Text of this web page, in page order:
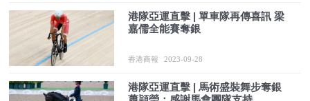
港隊亞運直擊 | 單車隊再傳喜訊 梁
嘉儒全能賽奪銀
香港商報 2023-09-28
港隊亞運直擊 | 馬術盛裝舞步奪銀